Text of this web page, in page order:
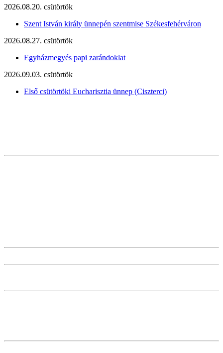
2026.08.20. csütörtök
Szent István király ünnepén szentmise Székesfehérváron
2026.08.27. csütörtök
Egyházmegyés papi zarándoklat
2026.09.03. csütörtök
Első csütörtöki Eucharisztia ünnep (Ciszterci)